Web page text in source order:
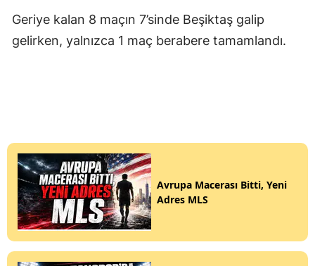
Geriye kalan 8 maçın 7’sinde Beşiktaş galip
gelirken, yalnızca 1 maç berabere tamamlandı.
Avrupa Macerası Bitti, Yeni
Adres MLS